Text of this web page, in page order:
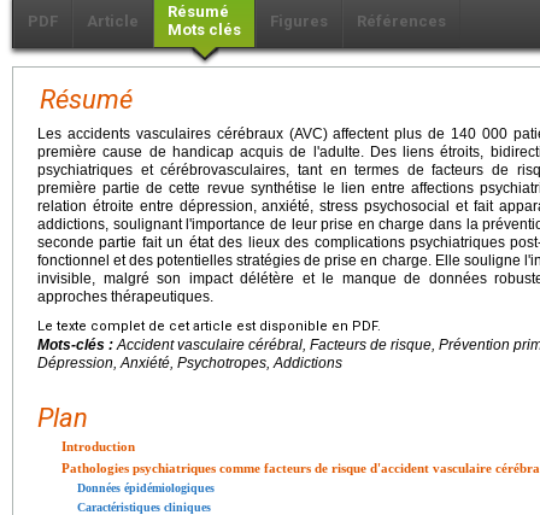
PDF Article
Résumé
Mots clés
Figures Références
Résumé
Les accidents vasculaires cérébraux (AVC) affectent plus de 140 000
première cause de handicap acquis de l'adulte. Des liens étroits,
psychiatriques et cérébrovasculaires, tant en termes de facteurs de
première partie de cette revue synthétise le lien entre affections
relation étroite entre dépression, anxiété, stress psychosocial et fait
addictions, soulignant l'importance de leur prise en charge dans la
seconde partie fait un état des lieux des complications psychiatriques
fonctionnel et des potentielles stratégies de prise en charge. Elle souligne
invisible, malgré son impact délétère et le manque de données
approches thérapeutiques.
Le texte complet de cet article est disponible en PDF.
Mots-clés : Accident vasculaire cérébral, Facteurs de risque, Prévention
Dépression, Anxiété, Psychotropes, Addictions
Plan
Introduction
Pathologies psychiatriques comme facteurs de risque d'accident vasculaire
Données épidémiologiques
Caractéristiques cliniques